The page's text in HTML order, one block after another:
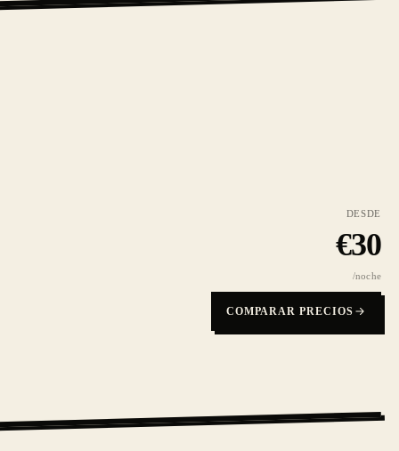
DESDE
€30
/noche
COMPARAR PRECIOS